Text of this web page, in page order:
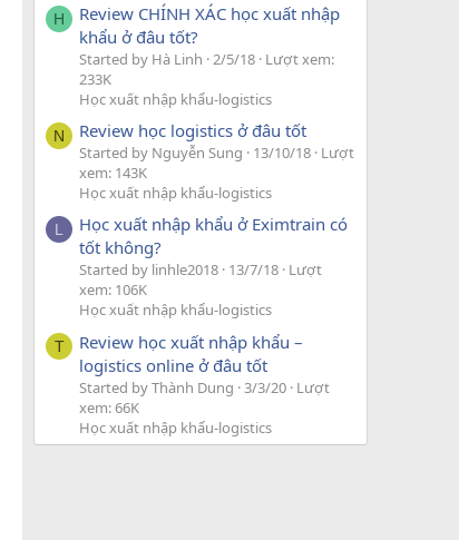
H
Review CHÍNH XÁC học xuất nhập
khẩu ở đâu tốt?
Started by Hà Linh 2/5/18 Lượt xem:
233K
Học xuất nhập khẩu-logistics
N Review học logistics ở đâu tốt
Started by Nguyễn Sung 13/10/18 Lượt
xem: 143K
Học xuất nhập khẩu-logistics
L
Học xuất nhập khẩu ở Eximtrain có
tốt không?
Started by linhle2018 13/7/18 Lượt
xem: 106K
Học xuất nhập khẩu-logistics
T
Review học xuất nhập khẩu –
logistics online ở đâu tốt
Started by Thành Dung 3/3/20 Lượt
xem: 66K
Học xuất nhập khẩu-logistics